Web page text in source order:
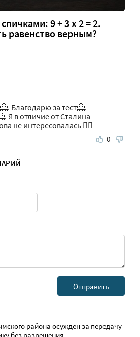
9 + 3 х 2 = 2.
равенство верным?
Благодарю за тест🤗.
Я в отличие от Сталина
не интересовалась 🤷‍♀️
0
района осужден за передачу